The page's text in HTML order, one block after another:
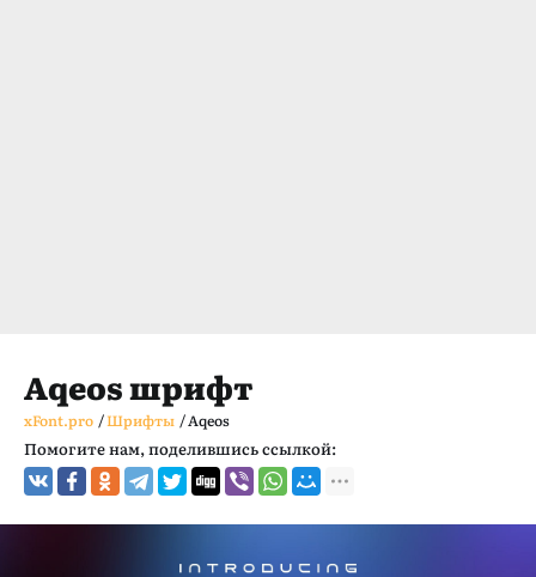
Aqeos шрифт
xFont.pro /Шрифты /Aqeos
Помогите нам, поделившись ссылкой: